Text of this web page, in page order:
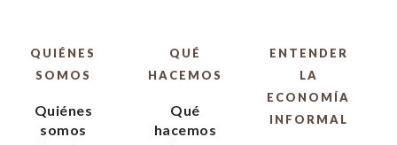
QUIÉNES
SOMOS
Quiénes
somos
QUÉ
HACEMOS
Qué
hacemos
ENTENDER
LA
ECONOMÍA
INFORMAL